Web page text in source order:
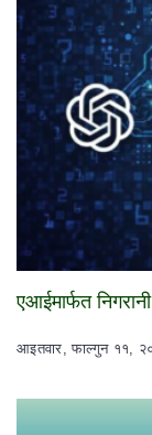
एआईमार्फत
आइतवार, फाल्गुन ११,